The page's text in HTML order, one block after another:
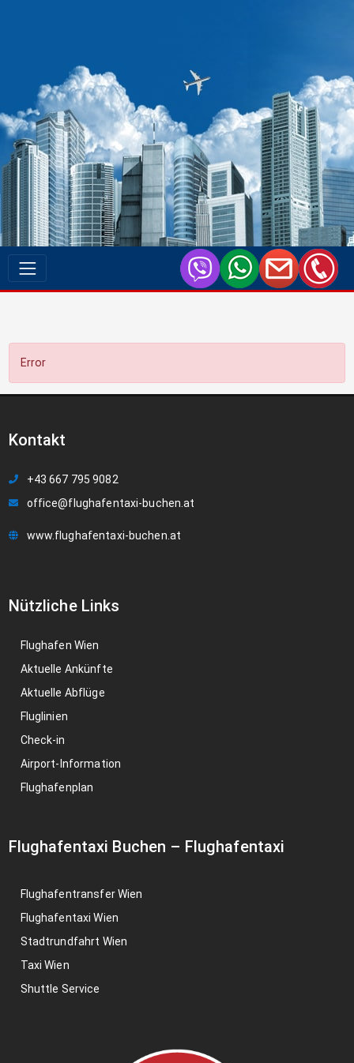
Error
Kontakt
+43 667 795 9082
office@flughafentaxi-buchen.at
www.flughafentaxi-buchen.at
Nützliche Links
Flughafen Wien
Aktuelle Ankünfte
Aktuelle Abflüge
Fluglinien
Check-in
Airport-Information
Flughafenplan
Flughafentaxi Buchen – Flughafentaxi
Flughafentransfer Wien
Flughafentaxi Wien
Stadtrundfahrt Wien
Taxi Wien
Shuttle Service